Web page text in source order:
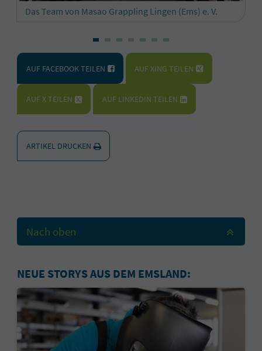
Das Team von Masao Grappling Lingen (Ems) e. V.
AUF FACEBOOK TEILEN AUF XING TEILEN
AUF X TEILEN AUF LINKEDIN TEILEN
ARTIKEL DRUCKEN
Nach oben
NEUE STORYS AUS DEM EMSLAND: